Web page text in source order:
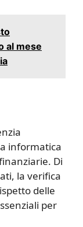
al mese
informatica
Di
la verifica
delle
per